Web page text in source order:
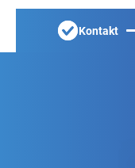
Kontakt